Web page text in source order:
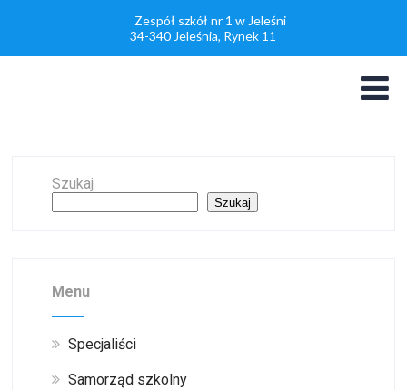
Zespół szkół nr 1 w Jeleśni
34-340 Jeleśnia, Rynek 11
Szukaj
Szukaj
Menu
Specjaliści
Samorząd szkolny